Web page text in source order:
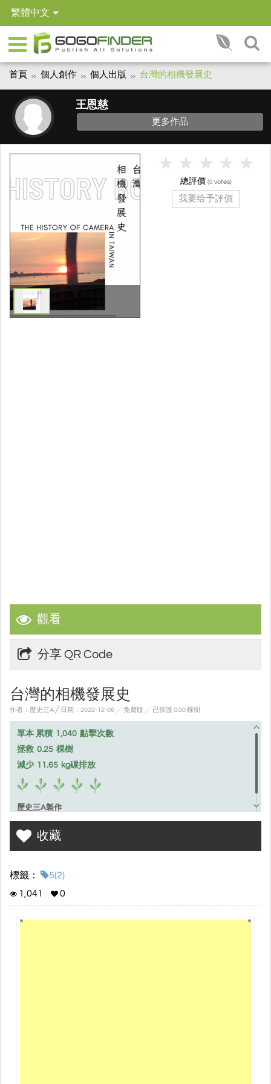
繁體中文
首頁 個人創作 個人出版 台灣的相機發展史
王恩慈
更多作品
觀看
分享 QR Code
台灣的相機發展史
作者：歷史三A ╱ 日期：2022-12-06 ╱ 免費版 ╱ 已保護 0.00 棵樹
單本 累積 1,040 點擊次數
拯救 0.25 棵樹
減少 11.65 kg碳排放
歷史三A製作
收藏
標籤：
5(2)
1,041
0
總評價 (0 votes)
我要给予評價